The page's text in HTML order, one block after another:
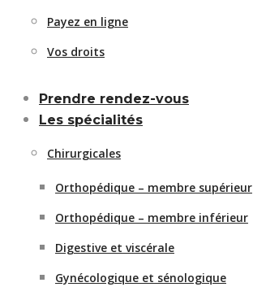
Payez en ligne
Vos droits
Prendre rendez-vous
Les spécialités
Chirurgicales
Orthopédique – membre supérieur
Orthopédique – membre inférieur
Digestive et viscérale
Gynécologique et sénologique